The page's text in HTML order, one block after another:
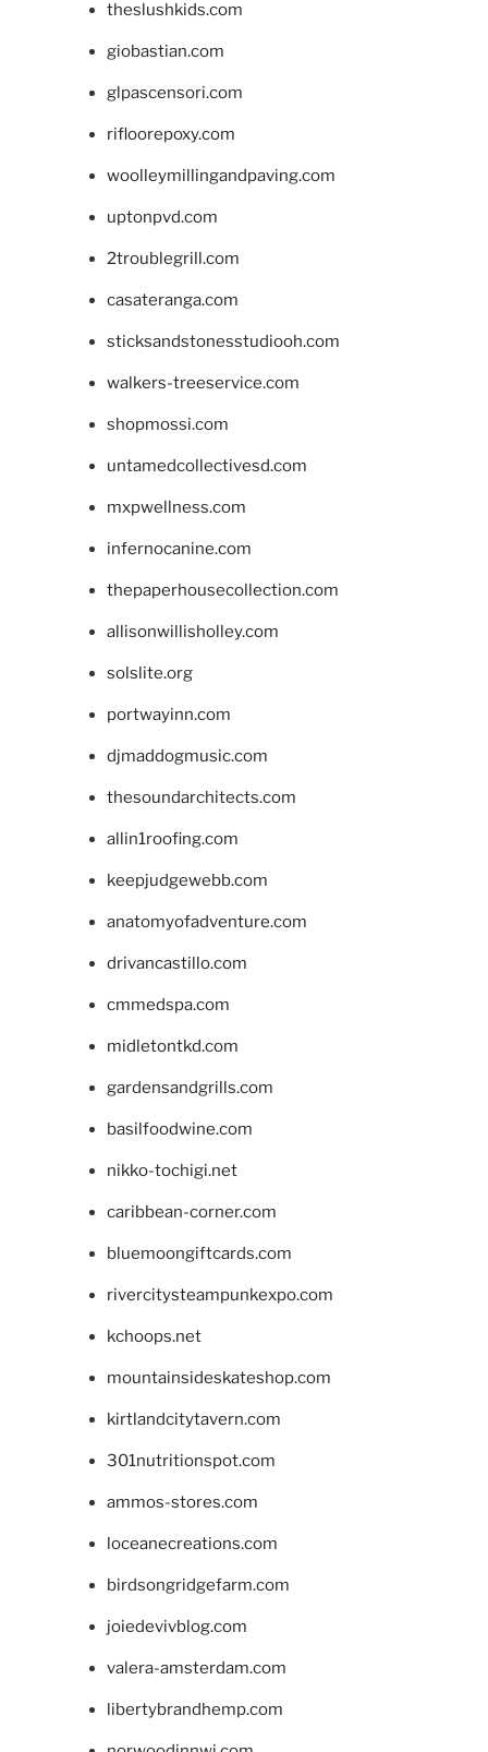
theslushkids.com
giobastian.com
glpascensori.com
rifloorepoxy.com
woolleymillingandpaving.com
uptonpvd.com
2troublegrill.com
casateranga.com
sticksandstonesstudiooh.com
walkers-treeservice.com
shopmossi.com
untamedcollectivesd.com
mxpwellness.com
infernocanine.com
thepaperhousecollection.com
allisonwillisholley.com
solslite.org
portwayinn.com
djmaddogmusic.com
thesoundarchitects.com
allin1roofing.com
keepjudgewebb.com
anatomyofadventure.com
drivancastillo.com
cmmedspa.com
midletontkd.com
gardensandgrills.com
basilfoodwine.com
nikko-tochigi.net
caribbean-corner.com
bluemoongiftcards.com
rivercitysteampunkexpo.com
kchoops.net
mountainsideskateshop.com
kirtlandcitytavern.com
301nutritionspot.com
ammos-stores.com
loceanecreations.com
birdsongridgefarm.com
joiedevivblog.com
valera-amsterdam.com
libertybrandhemp.com